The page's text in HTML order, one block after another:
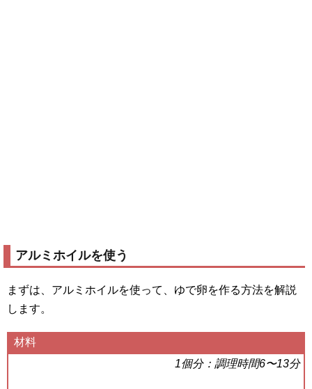
アルミホイルを使う
まずは、アルミホイルを使って、ゆで卵を作る方法を解説
します。
材料
1個分：調理時間6〜13分